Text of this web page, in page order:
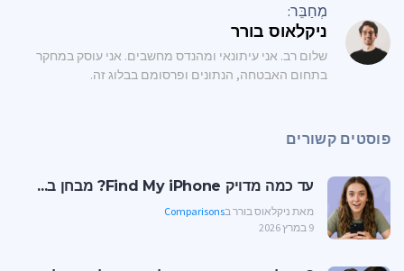
מְחַבֵּר:
ניקלאוס בורר
שלום רב. אני עיתונאי ומהנדס מחשבים. אני עוסק במחקר
בתחום האבטחה, הנתונים ופרסומם בבלוג זה.
פוסטים קשורים
עד כמה מדויק Find My iPhone? מבחן ב...
מאת ניקלאוס בורר בComparisons
9 במרץ 2026